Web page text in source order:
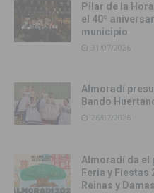
Pilar de la
el 40º
municipio
31/07/2026
Almoradí
Bando
26/07/2026
Almoradí da el
Feria y
Reinas y Damas